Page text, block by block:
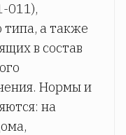
011),
а также
в состав
Нормы и
на